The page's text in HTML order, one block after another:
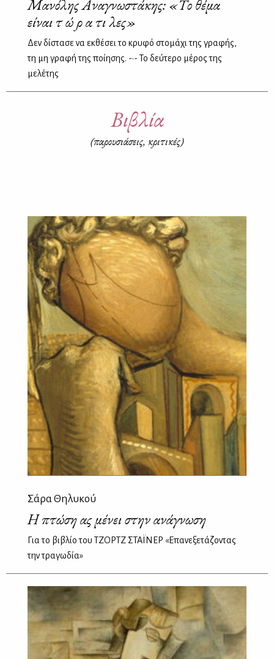
Μανόλης Αναγνωστάκης: «Το θέμα
είναι τ ώ ρ α τι λες»
Δεν δίστασε να εκθέσει το κρυφό στομάχι της γραφής,
τη μη γραφή της ποίησης. -•- Το δεύτερο μέρος της
μελέτης
Βιβλία
(παρουσιάσεις, κριτικές)
Σάρα Θηλυκού
Η πτώση ας μένει στην ανάγνωση
Για το βιβλίο του ΤΖΟΡΤΖ ΣΤΑΪΝΕΡ «Επανεξετάζοντας
την τραγωδία»